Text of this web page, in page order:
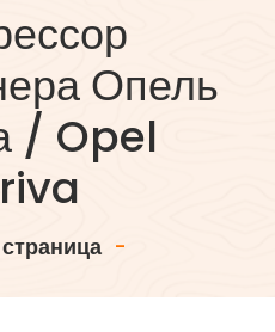
Опель
/ Opel
-